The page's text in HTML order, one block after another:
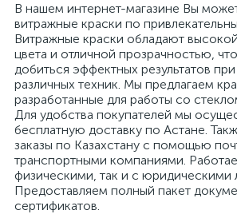
В нашем интернет-магазине Вы
витражные краски по
Витражные краски обладают
цвета и отличной прозрачностью,
добиться эффектных результатов
различных техник. Мы предлагаем
разработанные для работы со
Для удобства покупателей мы
бесплатную доставку по Астане.
заказы по Казахстану с помощью
транспортными компаниями.
физическими, так и с юридическими
Предоставляем полный пакет
сертификатов.